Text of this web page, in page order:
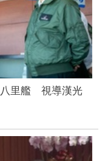
八里艦 視導漢光